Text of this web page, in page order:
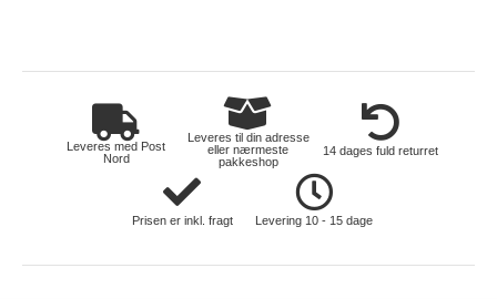
Leveres med Post
Nord
Leveres til din adresse
eller nærmeste
pakkeshop
14 dages fuld returret
Prisen er inkl. fragt Levering 10 - 15 dage